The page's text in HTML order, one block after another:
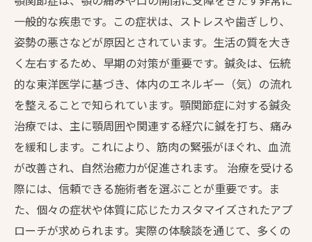
慣とは
一般的な疾患です。この症状は、ストレスや歯ぎしり、
姿勢の悪さなどが原因とされています。生活の質を大き
く左右するため、早期の対策が重要です。鍼灸は、伝統
的な東洋医学に基づき、体内のエネルギー（気）の流れ
を整えることで知られています。顎関節症に対する鍼灸
治療では、主に顎周囲や関連する経穴に鍼を打ち、痛み
を緩和します。これにより、筋肉の緊張がほぐれ、血流
が改善され、自然治癒力が促進されます。 治療を受ける
際には、信頼できる施術者を選ぶことが重要です。ま
た、個々の症状や体質に応じたカスタマイズされたアプ
ローチが求められます。実際の体験談を通じて、多くの